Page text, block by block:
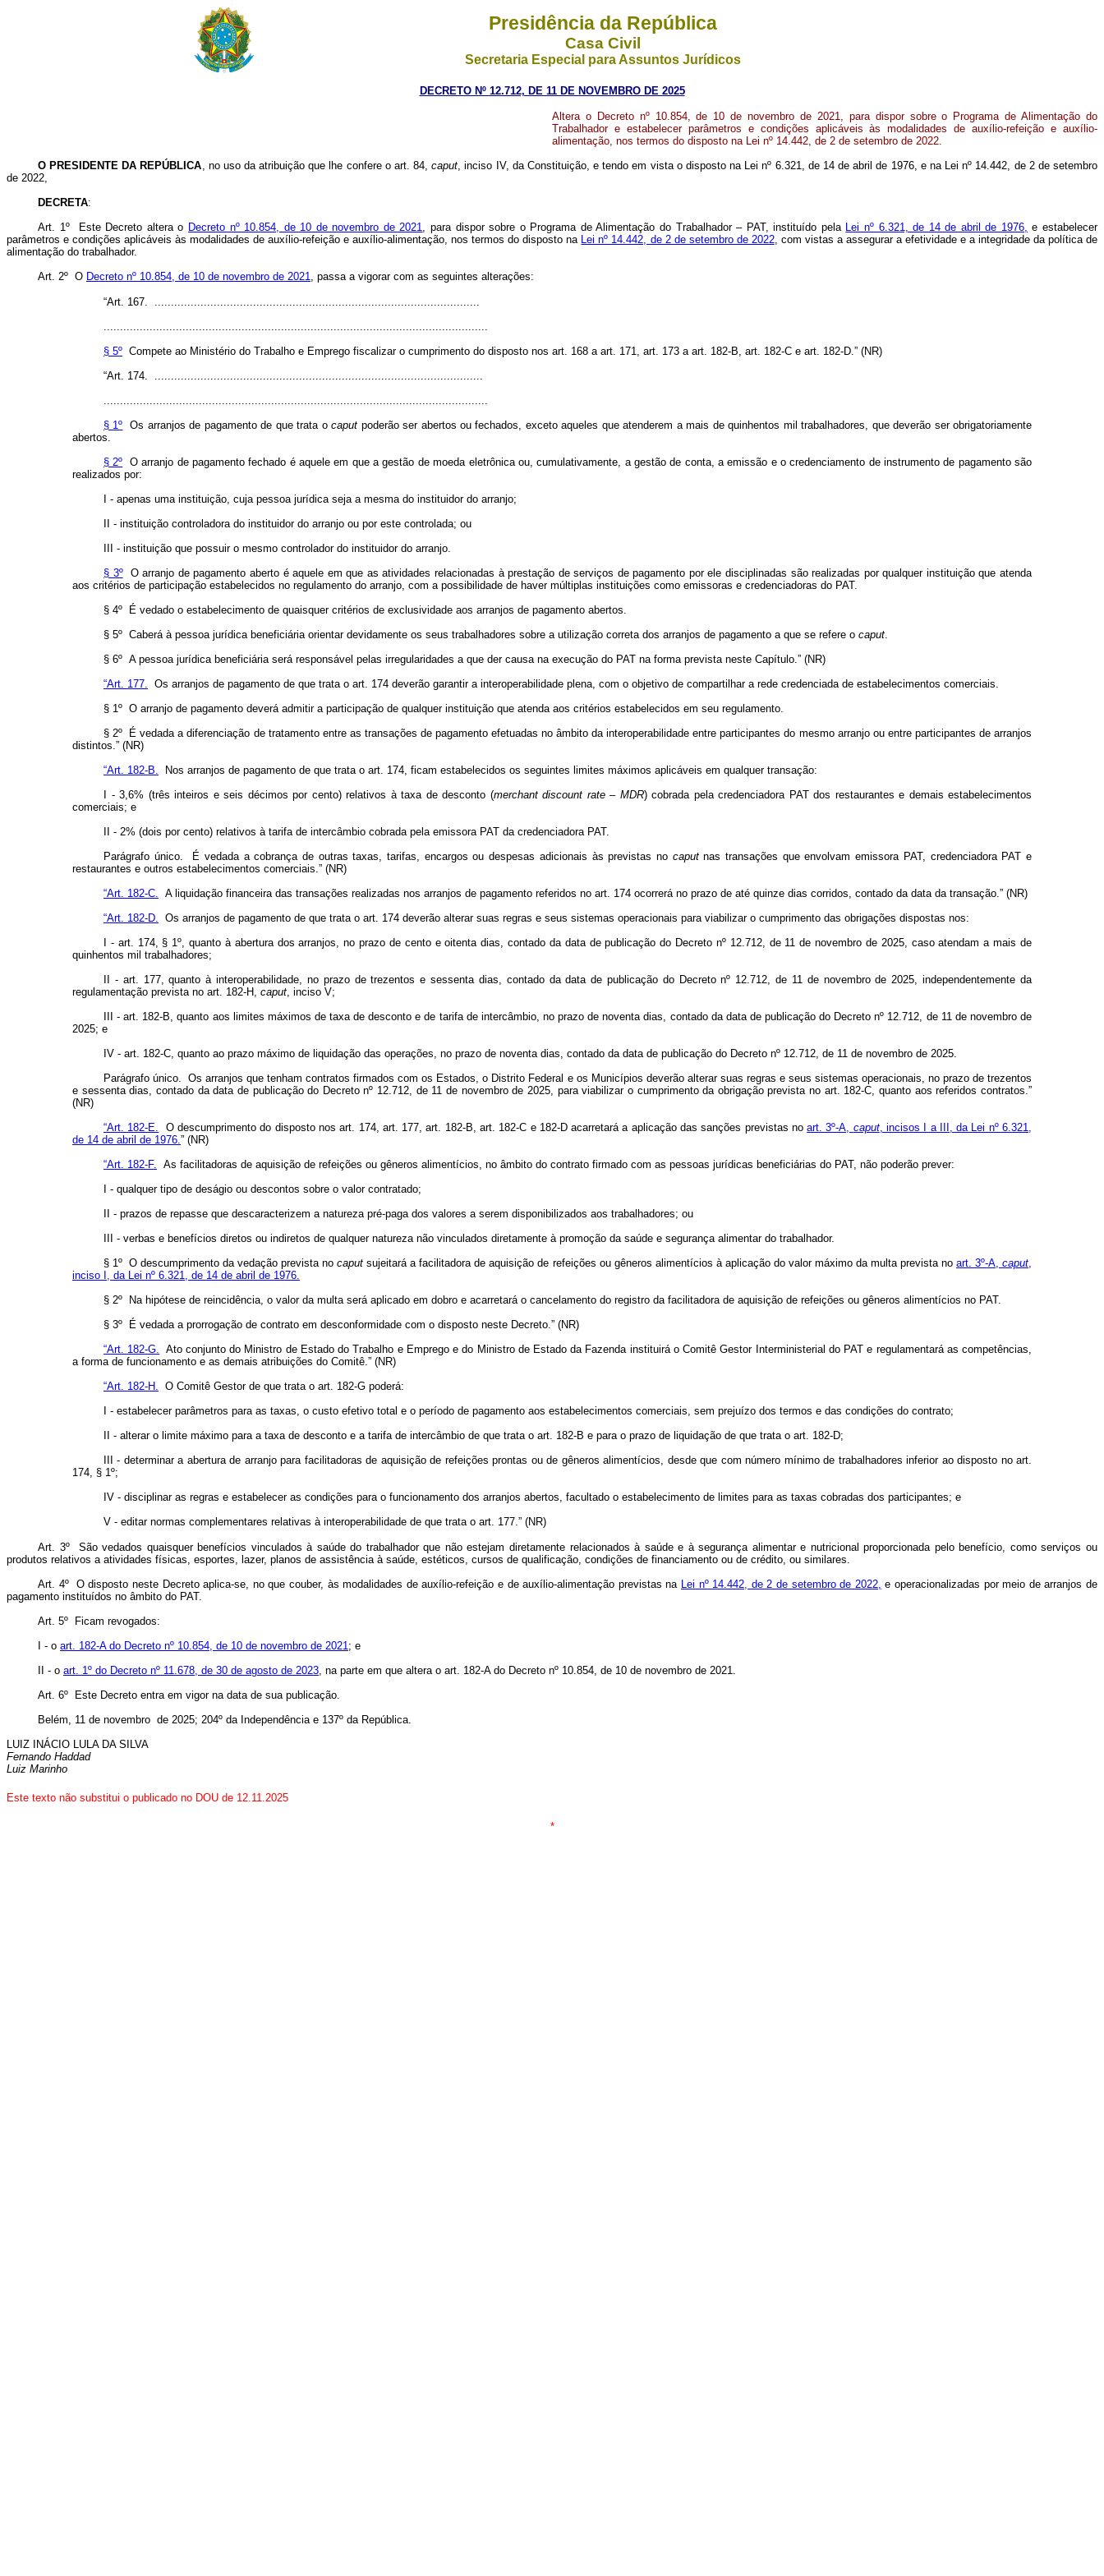
Presidência da República
Casa Civil
Secretaria Especial para Assuntos Jurídicos
DECRETO Nº 12.712, DE 11 DE NOVEMBRO DE 2025
Altera o Decreto nº 10.854, de 10 de novembro de 2021, para dispor sobre o Programa de Alimentação do
Trabalhador e estabelecer parâmetros e condições aplicáveis às modalidades de auxílio-refeição e auxílio-
alimentação, nos termos do disposto na Lei nº 14.442, de 2 de setembro de 2022.
O PRESIDENTE DA REPÚBLICA, no uso da atribuição que lhe confere o art. 84,caput, inciso IV, da Constituição, e tendo em vista o disposto na Lei nº 6.321, de 14 de abril de 1976, e na Lei nº 14.442, de 2 de setembro
de 2022,
DECRETA:
Art. 1º Este Decreto altera o Decreto nº 10.854, de 10 de novembro de 2021, para dispor sobre o Programa de Alimentação do Trabalhador – PAT, instituído pela Lei nº 6.321, de 14 de abril de 1976, e estabelecer
parâmetros e condições aplicáveis às modalidades de auxílio-refeição e auxílio-alimentação, nos termos do disposto na Lei nº 14.442, de 2 de setembro de 2022, com vistas a assegurar a efetividade e a integridade da política de
alimentação do trabalhador.
Art. 2º O Decreto nº 10.854, de 10 de novembro de 2021, passa a vigorar com as seguintes alterações:
“Art. 167. ...................................................................................................
.....................................................................................................................
§ 5º Compete ao Ministério do Trabalho e Emprego fiscalizar o cumprimento do disposto nos art. 168 a art. 171, art. 173 a art. 182-B, art. 182-C e art. 182-D.” (NR)
“Art. 174. ....................................................................................................
.....................................................................................................................
§ 1º Os arranjos de pagamento de que trata ocaput poderão ser abertos ou fechados, exceto aqueles que atenderem a mais de quinhentos mil trabalhadores, que deverão ser obrigatoriamente
abertos.
§ 2º O arranjo de pagamento fechado é aquele em que a gestão de moeda eletrônica ou, cumulativamente, a gestão de conta, a emissão e o credenciamento de instrumento de pagamento são
realizados por:
I - apenas uma instituição, cuja pessoa jurídica seja a mesma do instituidor do arranjo;
II - instituição controladora do instituidor do arranjo ou por este controlada; ou
III - instituição que possuir o mesmo controlador do instituidor do arranjo.
§ 3ºO arranjo de pagamento aberto é aquele em que as atividades relacionadas à prestação de serviços de pagamento por ele disciplinadas são realizadas por qualquer instituição que atenda
aos critérios de participação estabelecidos no regulamento do arranjo, com a possibilidade de haver múltiplas instituições como emissoras e credenciadoras do PAT.
§ 4º É vedado o estabelecimento de quaisquer critérios de exclusividade aos arranjos de pagamento abertos.
§ 5º Caberá à pessoa jurídica beneficiária orientar devidamente os seus trabalhadores sobre a utilização correta dos arranjos de pagamento a que se refere o caput.
§ 6º A pessoa jurídica beneficiária será responsável pelas irregularidades a que der causa na execução do PAT na forma prevista neste Capítulo.” (NR)
“Art. 177. Os arranjos de pagamento de que trata o art. 174 deverão garantir a interoperabilidade plena, com o objetivo de compartilhar a rede credenciada de estabelecimentos comerciais.
§ 1º O arranjo de pagamento deverá admitir a participação de qualquer instituição que atenda aos critérios estabelecidos em seu regulamento.
§ 2º É vedada a diferenciação de tratamento entre as transações de pagamento efetuadas no âmbito da interoperabilidade entre participantes do mesmo arranjo ou entre participantes de arranjos
distintos.” (NR)
“Art. 182-B. Nos arranjos de pagamento de que trata o art. 174, ficam estabelecidos os seguintes limites máximos aplicáveis em qualquer transação:
I - 3,6% (três inteiros e seis décimos por cento) relativos à taxa de desconto (merchant discount rate– MDR) cobrada pela credenciadora PAT dos restaurantes e demais estabelecimentos
comerciais; e
II - 2% (dois por cento) relativos à tarifa de intercâmbio cobrada pela emissora PAT da credenciadora PAT.
Parágrafo único. É vedada a cobrança de outras taxas, tarifas, encargos ou despesas adicionais às previstas no caputnas transações que envolvam emissora PAT, credenciadora PAT e
restaurantes e outros estabelecimentos comerciais.” (NR)
“Art. 182-C. A liquidação financeira das transações realizadas nos arranjos de pagamento referidos no art. 174 ocorrerá no prazo de até quinze dias corridos, contado da data da transação.” (NR)
“Art. 182-D. Os arranjos de pagamento de que trata o art. 174 deverão alterar suas regras e seus sistemas operacionais para viabilizar o cumprimento das obrigações dispostas nos:
I - art. 174, § 1º, quanto à abertura dos arranjos, no prazo de cento e oitenta dias, contado da data de publicação do Decreto nº 12.712, de 11 de novembro de 2025, caso atendam a mais de
quinhentos mil trabalhadores;
II - art. 177, quanto à interoperabilidade, no prazo de trezentos e sessenta dias, contado da data de publicação do Decreto nº 12.712, de 11 de novembro de 2025, independentemente da
regulamentação prevista no art. 182-H, caput, inciso V;
III - art. 182-B, quanto aos limites máximos de taxa de desconto e de tarifa de intercâmbio, no prazo de noventa dias, contado da data de publicação do Decreto nº 12.712, de 11 de novembro de
2025; e
IV - art. 182-C, quanto ao prazo máximo de liquidação das operações, no prazo de noventa dias, contado da data de publicação do Decreto nº 12.712, de 11 de novembro de 2025.
Parágrafo único. Os arranjos que tenham contratos firmados com os Estados, o Distrito Federal e os Municípios deverão alterar suas regras e seus sistemas operacionais, no prazo de trezentos
e sessenta dias, contado da data de publicação do Decreto nº 12.712, de 11 de novembro de 2025, para viabilizar o cumprimento da obrigação prevista no art. 182-C, quanto aos referidos contratos.”
(NR)
“Art. 182-E. O descumprimento do disposto nos art. 174, art. 177, art. 182-B, art. 182-C e 182-D acarretará a aplicação das sanções previstas noart. 3º-A, caput, incisos I a III, da Lei nº 6.321,
de 14 de abril de 1976.” (NR)
“Art. 182-F. As facilitadoras de aquisição de refeições ou gêneros alimentícios, no âmbito do contrato firmado com as pessoas jurídicas beneficiárias do PAT, não poderão prever:
I - qualquer tipo de deságio ou descontos sobre o valor contratado;
II - prazos de repasse que descaracterizem a natureza pré-paga dos valores a serem disponibilizados aos trabalhadores; ou
III - verbas e benefícios diretos ou indiretos de qualquer natureza não vinculados diretamente à promoção da saúde e segurança alimentar do trabalhador.
§ 1º O descumprimento da vedação prevista nocaput sujeitará a facilitadora de aquisição de refeições ou gêneros alimentícios à aplicação do valor máximo da multa prevista no art. 3º-A,caput,
inciso I, da Lei nº 6.321, de 14 de abril de 1976.
§ 2º Na hipótese de reincidência, o valor da multa será aplicado em dobro e acarretará o cancelamento do registro da facilitadora de aquisição de refeições ou gêneros alimentícios no PAT.
§ 3º É vedada a prorrogação de contrato em desconformidade com o disposto neste Decreto.” (NR)
“Art. 182-G. Ato conjunto do Ministro de Estado do Trabalho e Emprego e do Ministro de Estado da Fazenda instituirá o Comitê Gestor Interministerial do PAT e regulamentará as competências,
a forma de funcionamento e as demais atribuições do Comitê.” (NR)
“Art. 182-H. O Comitê Gestor de que trata o art. 182-G poderá:
I - estabelecer parâmetros para as taxas, o custo efetivo total e o período de pagamento aos estabelecimentos comerciais, sem prejuízo dos termos e das condições do contrato;
II - alterar o limite máximo para a taxa de desconto e a tarifa de intercâmbio de que trata o art. 182-B e para o prazo de liquidação de que trata o art. 182-D;
III - determinar a abertura de arranjo para facilitadoras de aquisição de refeições prontas ou de gêneros alimentícios, desde que com número mínimo de trabalhadores inferior ao disposto no art.
174, § 1º;
IV - disciplinar as regras e estabelecer as condições para o funcionamento dos arranjos abertos, facultado o estabelecimento de limites para as taxas cobradas dos participantes; e
V - editar normas complementares relativas à interoperabilidade de que trata o art. 177.” (NR)
Art. 3º São vedados quaisquer benefícios vinculados à saúde do trabalhador que não estejam diretamente relacionados à saúde e à segurança alimentar e nutricional proporcionada pelo benefício, como serviços ou
produtos relativos a atividades físicas, esportes, lazer, planos de assistência à saúde, estéticos, cursos de qualificação, condições de financiamento ou de crédito, ou similares.
Art. 4º O disposto neste Decreto aplica-se, no que couber, às modalidades de auxílio-refeição e de auxílio-alimentação previstas na Lei nº 14.442, de 2 de setembro de 2022, e operacionalizadas por meio de arranjos de
pagamento instituídos no âmbito do PAT.
Art. 5º Ficam revogados:
I - o art. 182-A do Decreto nº 10.854, de 10 de novembro de 2021; e
II - o art. 1º do Decreto nº 11.678, de 30 de agosto de 2023, na parte em que altera o art. 182-A do Decreto nº 10.854, de 10 de novembro de 2021.
Art. 6º Este Decreto entra em vigor na data de sua publicação.
Belém, 11 de novembro de 2025; 204º da Independência e 137º da República.
LUIZ INÁCIO LULA DA SILVA
Fernando Haddad
Luiz Marinho
Este texto não substitui o publicado no DOU de 12.11.2025
*